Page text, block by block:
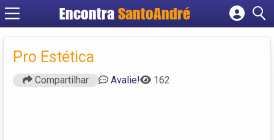
Encontra SantoAndré
Cadastrar empresa
Pro Estética
Compartilhar Avalie! 162